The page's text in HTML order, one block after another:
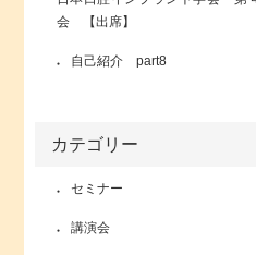
会 【出席】
自己紹介 part8
カテゴリー
セミナー
講演会